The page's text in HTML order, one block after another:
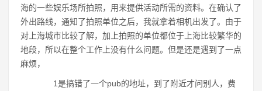
海的一些娱乐场所拍照，用来提供活动所需的资料。在确认了
外出路线，通知了拍照单位之后，我就拿着相机出发了。由于
对上海城市比较了解，加上拍照的单位都位于上海比较繁华的
地段，所以在整个工作上没有什么问题。但是还是遇到了一点
麻烦，
1是搞错了一个pub的地址，到了附近才问别人，费